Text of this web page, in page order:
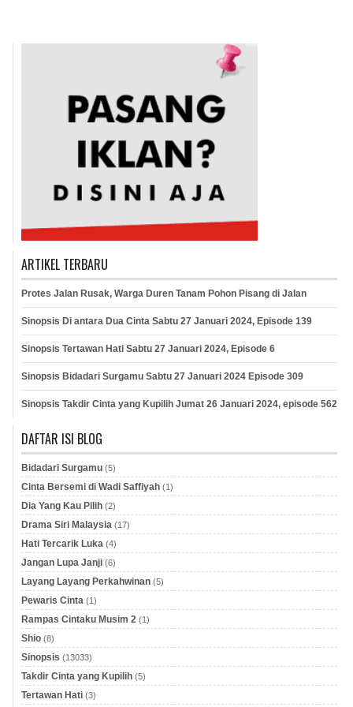
ARTIKEL TERBARU
Protes Jalan Rusak, Warga Duren Tanam Pohon Pisang di Jalan
Sinopsis Di antara Dua Cinta Sabtu 27 Januari 2024, Episode 139
Sinopsis Tertawan Hati Sabtu 27 Januari 2024, Episode 6
Sinopsis Bidadari Surgamu Sabtu 27 Januari 2024 Episode 309
Sinopsis Takdir Cinta yang Kupilih Jumat 26 Januari 2024, episode 562
DAFTAR ISI BLOG
Bidadari Surgamu (5)
Cinta Bersemi di Wadi Saffiyah (1)
Dia Yang Kau Pilih (2)
Drama Siri Malaysia (17)
Hati Tercarik Luka (4)
Jangan Lupa Janji (6)
Layang Layang Perkahwinan (5)
Pewaris Cinta (1)
Rampas Cintaku Musim 2 (1)
Shio (8)
Sinopsis (13033)
Takdir Cinta yang Kupilih (5)
Tertawan Hati (3)